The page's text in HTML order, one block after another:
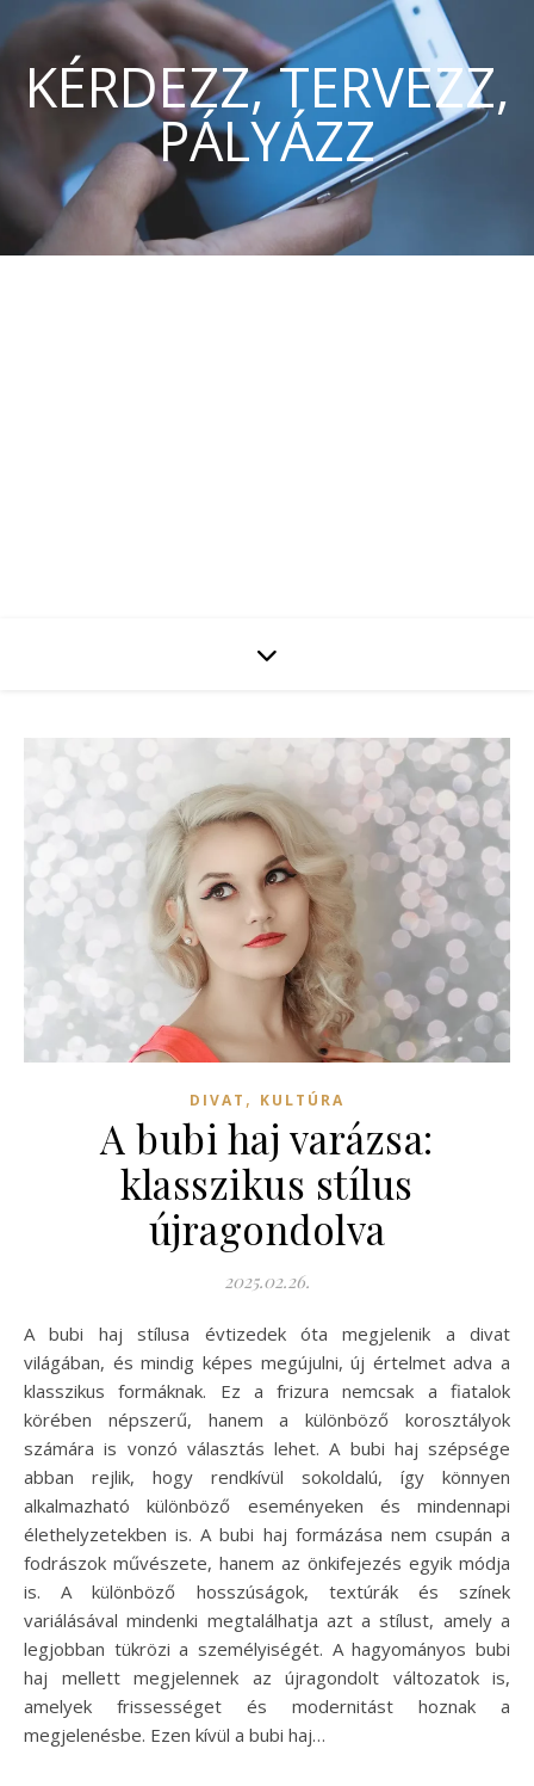
KÉRDEZZ, TERVEZZ,
PÁLYÁZZ
DIVAT , KULTÚRA
A bubi haj varázsa:
klasszikus stílus
újragondolva
2025.02.26.
A bubi haj stílusa évtizedek óta megjelenik a divat
világában, és mindig képes megújulni, új értelmet adva a
klasszikus formáknak. Ez a frizura nemcsak a fiatalok
körében népszerű, hanem a különböző korosztályok
számára is vonzó választás lehet. A bubi haj szépsége
abban rejlik, hogy rendkívül sokoldalú, így könnyen
alkalmazható különböző eseményeken és mindennapi
élethelyzetekben is. A bubi haj formázása nem csupán a
fodrászok művészete, hanem az önkifejezés egyik módja
is. A különböző hosszúságok, textúrák és színek
variálásával mindenki megtalálhatja azt a stílust, amely a
legjobban tükrözi a személyiségét. A hagyományos bubi
haj mellett megjelennek az újragondolt változatok is,
amelyek frissességet és modernitást hoznak a
megjelenésbe. Ezen kívül a bubi haj…